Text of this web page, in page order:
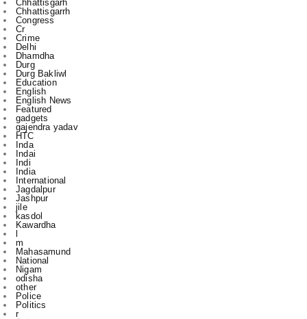
Delhi
Dhamdha
Durg
Durg Bakliwl
Education
English
English News
Featured
gadgets
gajendra yadav
HTC
Inda
Indai
Indi
India
International
Jagdalpur
Jashpur
jile
kasdol
Kawardha
l
m
Mahasamund
National
Nigam
odisha
other
Police
Politics
r
Raipur
Raipur in
Rajnandgaon
Ranchi